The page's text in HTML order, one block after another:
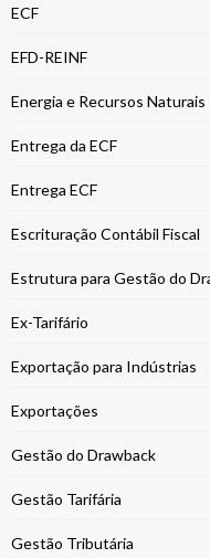
ECF
EFD-REINF
Energia e Recursos Naturais
Entrega da ECF
Entrega ECF
Escrituração Contábil Fiscal
Estrutura para Gestão do
Ex-Tarifário
Exportação para Indústrias
Exportações
Gestão do Drawback
Gestão Tarifária
Gestão Tributária